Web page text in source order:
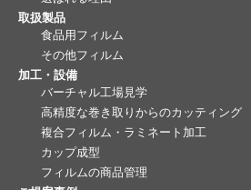
取扱製品
食品用フィルム
その他フィルム
加工・設備
バーチャル工場見学
高精度な巻き取りからのカッティング
複合フィルム・ラミネート加工
カップ成型
フィルムの商品管理